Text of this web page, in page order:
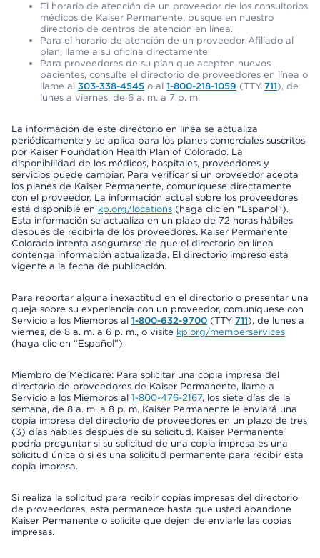
El horario de atención de un proveedor de los consultorios
médicos de Kaiser Permanente, busque en nuestro
directorio de centros de atención en línea.
Para el horario de atención de un proveedor Afiliado al
plan, llame a su oficina directamente.
Para proveedores de su plan que acepten nuevos
pacientes, consulte el directorio de proveedores en línea o
llame al 303-338-4545 o al 1-800-218-1059 (TTY 711), de
lunes a viernes, de 6 a. m. a 7 p. m.
La información de este directorio en línea se actualiza
periódicamente y se aplica para los planes comerciales suscritos
por Kaiser Foundation Health Plan of Colorado. La
disponibilidad de los médicos, hospitales, proveedores y
servicios puede cambiar. Para verificar si un proveedor acepta
los planes de Kaiser Permanente, comuníquese directamente
con el proveedor. La información actual sobre los proveedores
está disponible en kp.org/locations (haga clic en “Español”).
Esta información se actualiza en un plazo de 72 horas hábiles
después de recibirla de los proveedores. Kaiser Permanente
Colorado intenta asegurarse de que el directorio en línea
contenga información actualizada. El directorio impreso está
vigente a la fecha de publicación.
Para reportar alguna inexactitud en el directorio o presentar una
queja sobre su experiencia con un proveedor, comuníquese con
Servicio a los Miembros al 1-800-632-9700 (TTY 711), de lunes a
viernes, de 8 a. m. a 6 p. m., o visite kp.org/memberservices
(haga clic en “Español”).
Miembro de Medicare: Para solicitar una copia impresa del
directorio de proveedores de Kaiser Permanente, llame a
Servicio a los Miembros al 1-800-476-2167, los siete días de la
semana, de 8 a. m. a 8 p. m. Kaiser Permanente le enviará una
copia impresa del directorio de proveedores en un plazo de tres
(3) días hábiles después de su solicitud. Kaiser Permanente
podría preguntar si su solicitud de una copia impresa es una
solicitud única o si es una solicitud permanente para recibir esta
copia impresa.
Si realiza la solicitud para recibir copias impresas del directorio
de proveedores, esta permanece hasta que usted abandone
Kaiser Permanente o solicite que dejen de enviarle las copias
impresas.